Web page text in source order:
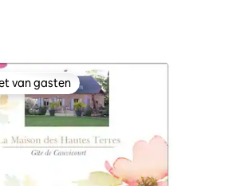
van gasten
van gasten